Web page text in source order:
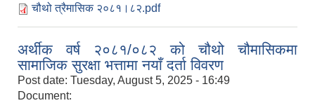
चौथो त्रैमासिक २०८१।८२.pdf
अर्थीक वर्ष २०८१/०८२ को चौथो चौमासिकमा
सामाजिक सुरक्षा भत्तामा नयाँ दर्ता विवरण
Post date: Tuesday, August 5, 2025 - 16:49
Document: